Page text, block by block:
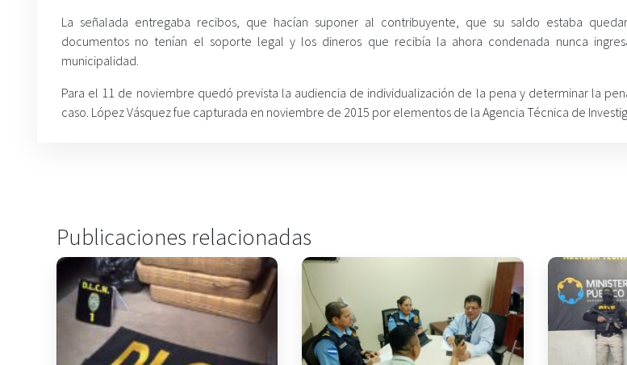
La señalada entregaba recibos, que hacían suponer al contribuyente, que su saldo estaba
documentos no tenían el soporte legal y los dineros que recibía la ahora condenada nunca
municipalidad.
Para el 11 de noviembre quedó prevista la audiencia de individualización de la pena y determinar la
caso. López Vásquez fue capturada en noviembre de 2015 por elementos de la Agencia Técnica de
Publicaciones relacionadas